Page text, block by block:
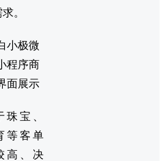
。
珠宝、
等客单
高、决